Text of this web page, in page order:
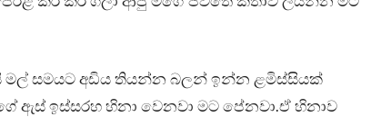
සමයට අඩිය තියන්න බලන් ඉන්න ළමිස්සියක්
ඇස් ඉස්සරහ හිනා වෙනවා මට පේනවා.ඒ හිනාව